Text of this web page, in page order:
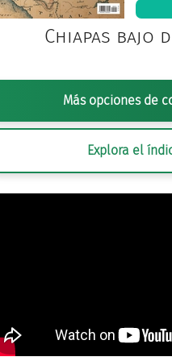
Chiapas bajo
Más opciones de
Explora el